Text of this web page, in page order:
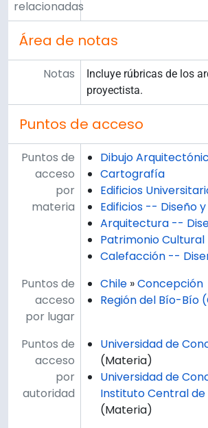
relacionadas
Área de notas
Notas
Incluye rúbricas de los
proyectista.
Puntos de acceso
Puntos de
acceso
por
materia
Dibujo
Cartografía
Edificios
Edificios -- Diseño
Arquitectura --
Patrimonio Cultural
Calefacción --
Puntos de
acceso
por lugar
Chile »Concepción
Región del Bío-Bío
Puntos de
acceso
por
autoridad
Universidad de
(Materia)
Universidad de
Instituto Central de
(Materia)